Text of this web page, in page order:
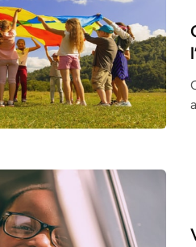
s
t
d
i
s